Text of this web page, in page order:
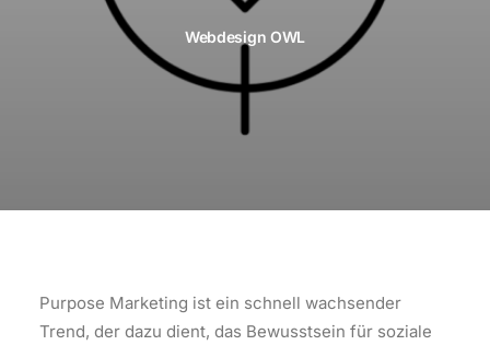
Webdesign OWL
Purpose Marketing ist ein schnell wachsender
Trend, der dazu dient, das Bewusstsein für soziale